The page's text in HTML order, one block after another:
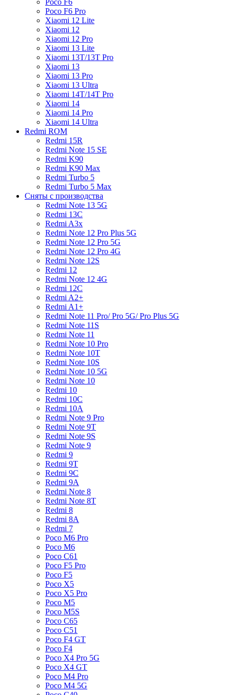
Poco F6 Pro
Xiaomi 12 Lite
Xiaomi 12
Xiaomi 12 Pro
Xiaomi 13 Lite
Xiaomi 13T/13T Pro
Xiaomi 13
Xiaomi 13 Pro
Xiaomi 13 Ultra
Xiaomi 14T/14T Pro
Xiaomi 14
Xiaomi 14 Pro
Xiaomi 14 Ultra
Redmi ROM
Redmi 15R
Redmi Note 15 SE
Redmi K90
Redmi K90 Max
Redmi Turbo 5
Redmi Turbo 5 Max
Сняты с производства
Redmi Note 13 5G
Redmi 13C
Redmi A3x
Redmi Note 12 Pro Plus 5G
Redmi Note 12 Pro 5G
Redmi Note 12 Pro 4G
Redmi Note 12S
Redmi 12
Redmi Note 12 4G
Redmi 12C
Redmi A2+
Redmi A1+
Redmi Note 11 Pro/ Pro 5G/ Pro Plus 5G
Redmi Note 11S
Redmi Note 11
Redmi Note 10 Pro
Redmi Note 10T
Redmi Note 10S
Redmi Note 10 5G
Redmi Note 10
Redmi 10
Redmi 10C
Redmi 10A
Redmi Note 9 Pro
Redmi Note 9T
Redmi Note 9S
Redmi Note 9
Redmi 9
Redmi 9T
Redmi 9C
Redmi 9A
Redmi Note 8
Redmi Note 8T
Redmi 8
Redmi 8A
Redmi 7
Poco M6 Pro
Poco M6
Poco C61
Poco F5 Pro
Poco F5
Poco X5
Poco X5 Pro
Poco M5
Poco M5S
Poco C65
Poco C51
Poco F4 GT
Poco F4
Poco X4 Pro 5G
Poco X4 GT
Poco M4 Pro
Poco M4 5G